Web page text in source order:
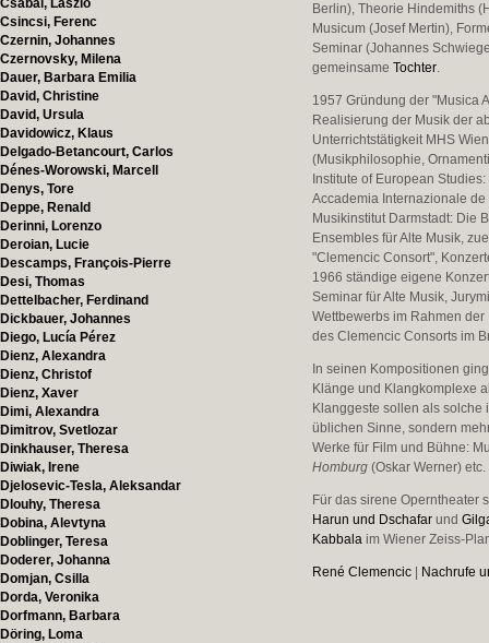
Csabai, Laszlo
Csincsi, Ferenc
Czernin, Johannes
Czernovsky, Milena
Dauer, Barbara Emilia
David, Christine
David, Ursula
Davidowicz, Klaus
Delgado-Betancourt, Carlos
Dénes-Worowski, Marcell
Denys, Tore
Deppe, Renald
Derinni, Lorenzo
Deroian, Lucie
Descamps, François-Pierre
Desi, Thomas
Dettelbacher, Ferdinand
Dickbauer, Johannes
Diego, Lucía Pérez
Dienz, Alexandra
Dienz, Christof
Dienz, Xaver
Dimi, Alexandra
Dimitrov, Svetlozar
Dinkhauser, Theresa
Diwiak, Irene
Djelosevic-Tesla, Aleksandar
Dlouhy, Theresa
Dobina, Alevtyna
Doblinger, Teresa
Doderer, Johanna
Domjan, Csilla
Dorda, Veronika
Dorfmann, Barbara
Döring, Loma
Berlin), Theorie Hindemiths
Musicum (Josef Mertin),
Seminar (Johannes
gemeinsameTochter.
1957 Gründung der "Musica
Realisierung der Musik der
Unterrichtstätigkeit MHS
(Musikphilosophie,
Institute of European
Accademia Internazionale
Musikinstitut Darmstadt: Die
Ensembles für Alte Musik,
"Clemencic Consort",
1966 ständige eigene
Seminar für Alte Musik,
Wettbewerbs im Rahmen
des Clemencic Consorts im
In seinen Kompositionen
Klänge und Klangkomplexe
Klanggeste sollen als solche
üblichen Sinne, sondern
Werke für Film und Bühne:
Homburg (Oskar Werner) etc.
Für das sirene
Harun und Dschafar und
Kabbala im Wiener Zeiss-
René Clemencic Nachrufe